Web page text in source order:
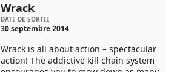
Wrack
DATE DE SORTIE
30 septembre 2014
Wrack is all about action – spectacular
action! The addictive kill chain system